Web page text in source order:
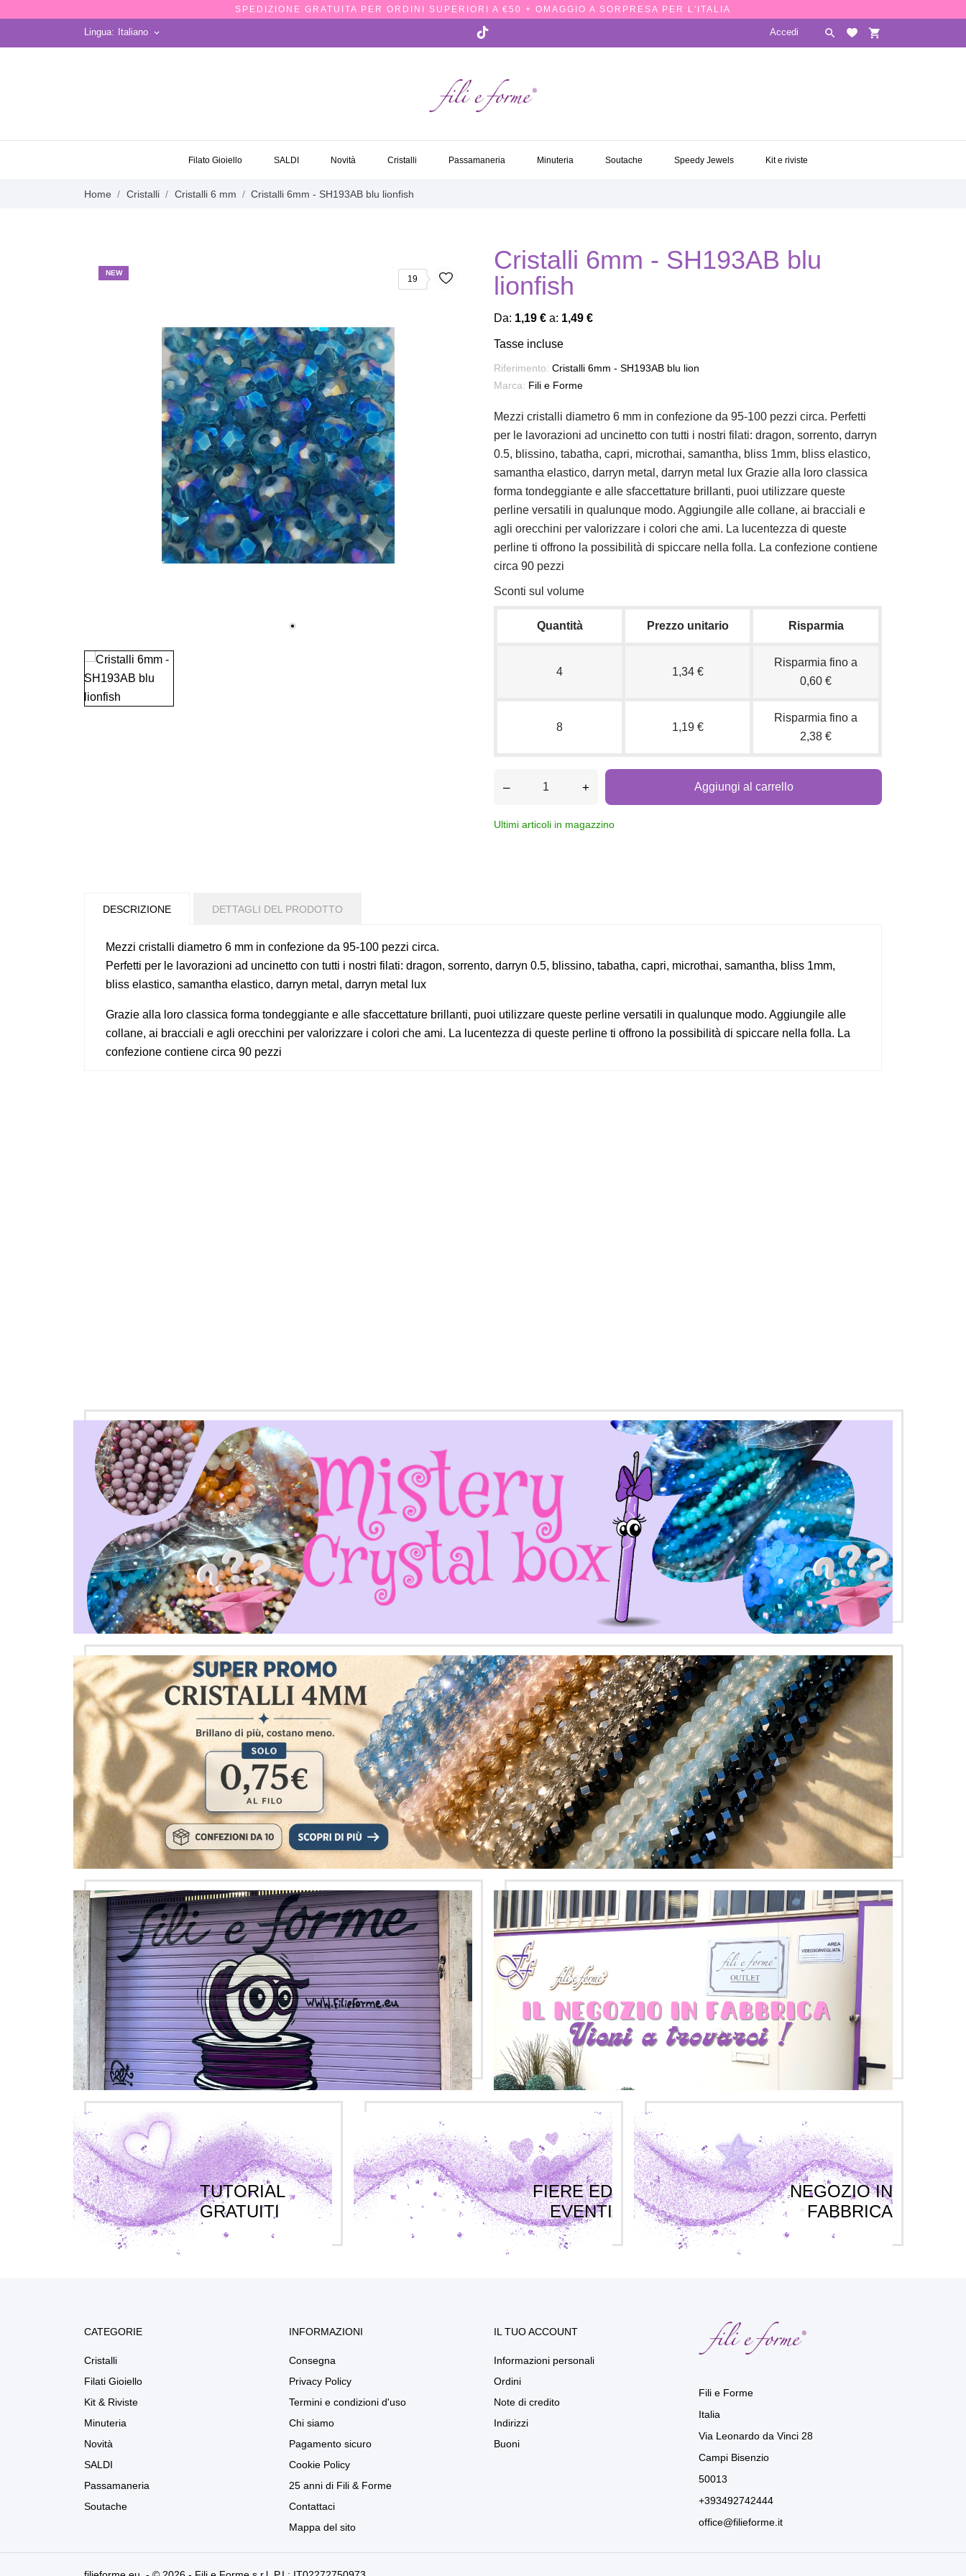
SPEDIZIONE GRATUITA PER ORDINI SUPERIORI A €50 + OMAGGIO A SORPRESA PER L'ITALIA
Lingua: Italiano keyboard_arrow_down Accedi  shopping_cart
Filato Gioiello SALDI Novità Cristalli Passamaneria Minuteria Soutache Speedy Jewels Kit e riviste
Home Cristalli Cristalli 6 mm Cristalli 6mm - SH193AB blu lionfish
NEW
19
Cristalli 6mm - SH193AB blu
lionfish
Da: 1,19 € a: 1,49 €
Tasse incluse
Riferimento: Cristalli 6mm - SH193AB blu lion
Marca: Fili e Forme
Mezzi cristalli diametro 6 mm in confezione da 95-100 pezzi circa. Perfetti
per le lavorazioni ad uncinetto con tutti i nostri filati: dragon, sorrento, darryn
0.5, blissino, tabatha, capri, microthai, samantha, bliss 1mm, bliss elastico,
samantha elastico, darryn metal, darryn metal lux Grazie alla loro classica
forma tondeggiante e alle sfaccettature brillanti, puoi utilizzare queste
perline versatili in qualunque modo. Aggiungile alle collane, ai bracciali e
agli orecchini per valorizzare i colori che ami. La lucentezza di queste
perline ti offrono la possibilità di spiccare nella folla. La confezione contiene
circa 90 pezzi
Sconti sul volume
Quantità Prezzo unitario Risparmia
4 1,34 €
Risparmia fino a
0,60 €
8 1,19 €
Risparmia fino a
2,38 €
– + Aggiungi al carrello
Ultimi articoli in magazzino
DESCRIZIONE DETTAGLI DEL PRODOTTO
Mezzi cristalli diametro 6 mm in confezione da 95-100 pezzi circa.
Perfetti per le lavorazioni ad uncinetto con tutti i nostri filati: dragon, sorrento, darryn 0.5, blissino, tabatha, capri, microthai, samantha, bliss 1mm,
bliss elastico, samantha elastico, darryn metal, darryn metal lux
Grazie alla loro classica forma tondeggiante e alle sfaccettature brillanti, puoi utilizzare queste perline versatili in qualunque modo. Aggiungile alle
collane, ai bracciali e agli orecchini per valorizzare i colori che ami. La lucentezza di queste perline ti offrono la possibilità di spiccare nella folla. La
confezione contiene circa 90 pezzi
TUTORIAL
GRATUITI
FIERE ED
EVENTI
NEGOZIO IN
FABBRICA
CATEGORIE
Cristalli
Filati Gioiello
Kit & Riviste
Minuteria
Novità
SALDI
Passamaneria
Soutache
INFORMAZIONI
Consegna
Privacy Policy
Termini e condizioni d'uso
Chi siamo
Pagamento sicuro
Cookie Policy
25 anni di Fili & Forme
Contattaci
Mappa del sito
IL TUO ACCOUNT
Informazioni personali
Ordini
Note di credito
Indirizzi
Buoni
Fili e Forme
Italia
Via Leonardo da Vinci 28
Campi Bisenzio
50013
+393492742444
office@filieforme.it